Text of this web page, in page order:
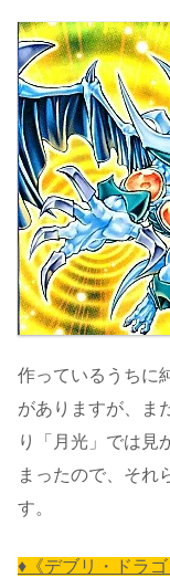
作っているうちに
がありますが、ま
り「月光」では見
まったので、それ
す。
♦《デブリ・ドラゴ